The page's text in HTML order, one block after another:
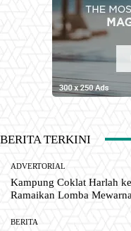
BERITA TERKINI
ADVERTORIAL
Kampung Coklat Harlah
Ramaikan Lomba Mewarna
BERITA